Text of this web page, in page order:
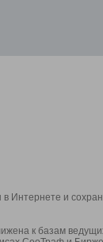
Интернете и
к базам